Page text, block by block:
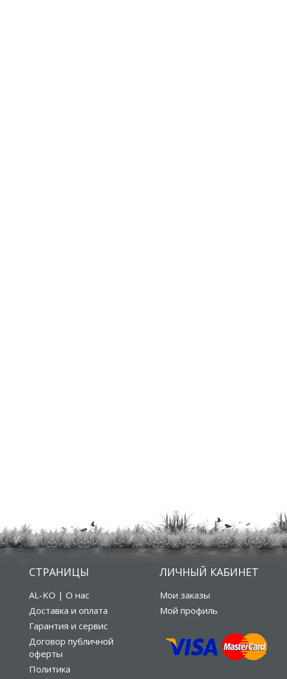
СТРАНИЦЫ
AL-KO | О нас
Доставка и оплата
Гарантия и сервис
Договор публичной
оферты
Политика
ЛИЧНЫЙ КАБИНЕТ
Мои заказы
Мой профиль